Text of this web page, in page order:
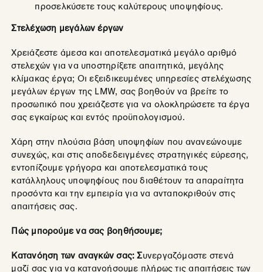
προσελκύσετε τους καλύτερους υποψηφίους.
Στελέχωση μεγάλων έργων
Χρειάζεστε άμεσα και αποτελεσματικά μεγάλο αριθμό
στελεχών για να υποστηρίξετε απαιτητικά, μεγάλης
κλίμακας έργα; Οι εξειδικευμένες υπηρεσίες στελέχωσης
μεγάλων έργων της LMW, σας βοηθούν να βρείτε το
προσωπικό που χρειάζεστε για να ολοκληρώσετε τα έργα
σας εγκαίρως και εντός προϋπολογισμού.
Χάρη στην πλούσια βάση υποψηφίων που ανανεώνουμε
συνεχώς, και στις αποδεδειγμένες στρατηγικές εύρεσης,
εντοπίζουμε γρήγορα και αποτελεσματικά τους
κατάλληλους υποψηφίους που διαθέτουν τα απαραίτητα
προσόντα και την εμπειρία για να ανταποκριθούν στις
απαιτήσεις σας.
Πώς μπορούμε να σας βοηθήσουμε;
Κατανόηση των αναγκών σας: Συνεργαζόμαστε στενά
μαζί σας για να κατανοήσουμε πλήρως τις απαιτήσεις των